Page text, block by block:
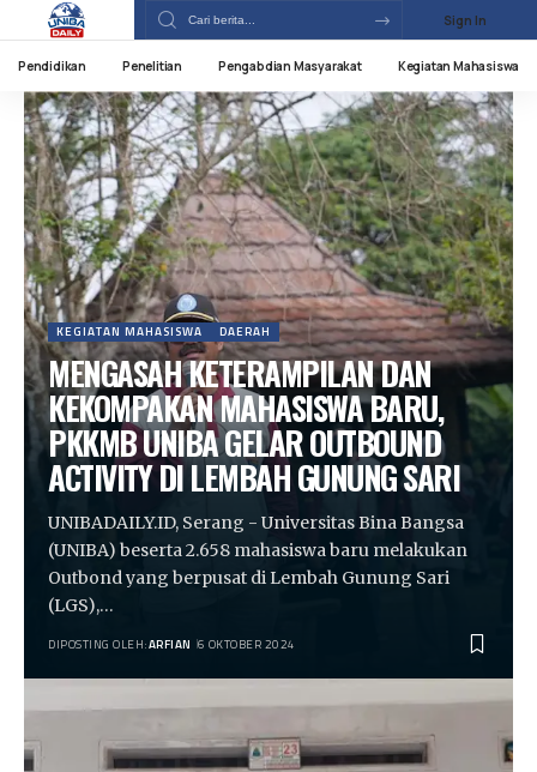
Sign In
Pendidikan Penelitian Pengabdian Masyarakat Kegiatan Mahasiswa
KEGIATAN MAHASISWA DAERAH
MENGASAH KETERAMPILAN DAN
KEKOMPAKAN MAHASISWA BARU,
PKKMB UNIBA GELAR OUTBOUND
ACTIVITY DI LEMBAH GUNUNG SARI
UNIBADAILY.ID, Serang - Universitas Bina Bangsa
(UNIBA) beserta 2.658 mahasiswa baru melakukan
Outbond yang berpusat di Lembah Gunung Sari
(LGS),…
DIPOSTING OLEH:ARFIAN 6 OKTOBER 2024